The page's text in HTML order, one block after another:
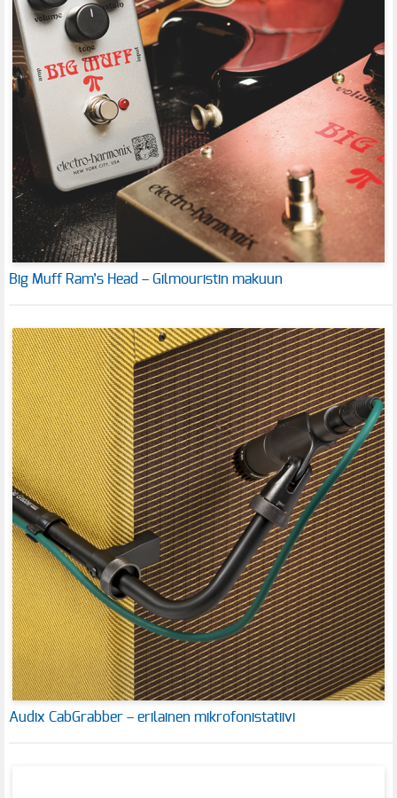
Big Muff Ram’s Head – Gilmouristin makuun
Audix CabGrabber – erilainen mikrofonistatiivi